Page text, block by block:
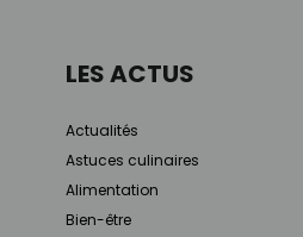
LES ACTUS
Actualités
Astuces culinaires
Alimentation
Bien-être